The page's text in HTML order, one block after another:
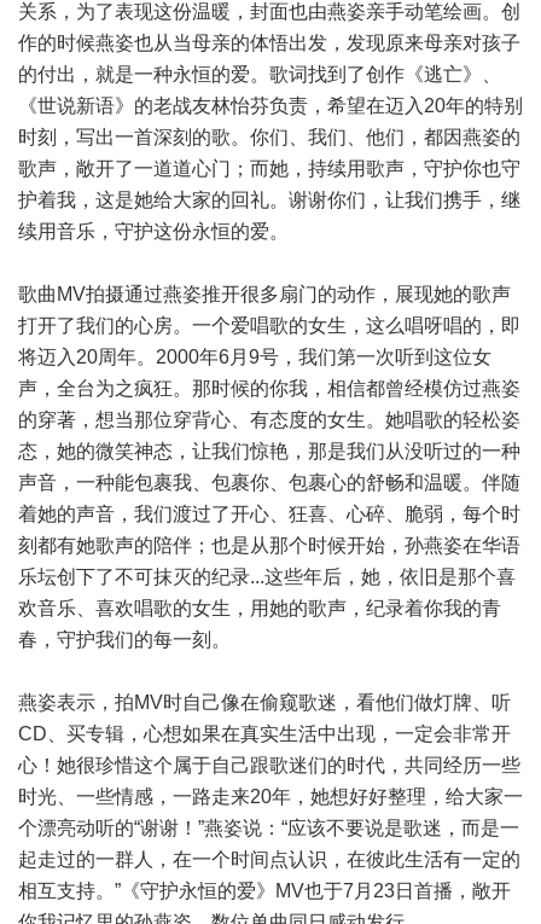
关系，为了表现这份温暖，封面也由燕姿亲手动笔绘画。创
作的时候燕姿也从当母亲的体悟出发，发现原来母亲对孩子
的付出，就是一种永恒的爱。歌词找到了创作《逃亡》、
《世说新语》的老战友林怡芬负责，希望在迈入20年的特别
时刻，写出一首深刻的歌。你们、我们、他们，都因燕姿的
歌声，敞开了一道道心门；而她，持续用歌声，守护你也守
护着我，这是她给大家的回礼。谢谢你们，让我们携手，继
续用音乐，守护这份永恒的爱。
歌曲MV拍摄通过燕姿推开很多扇门的动作，展现她的歌声
打开了我们的心房。一个爱唱歌的女生，这么唱呀唱的，即
将迈入20周年。2000年6月9号，我们第一次听到这位女
声，全台为之疯狂。那时候的你我，相信都曾经模仿过燕姿
的穿著，想当那位穿背心、有态度的女生。她唱歌的轻松姿
态，她的微笑神态，让我们惊艳，那是我们从没听过的一种
声音，一种能包裹我、包裹你、包裹心的舒畅和温暖。伴随
着她的声音，我们渡过了开心、狂喜、心碎、脆弱，每个时
刻都有她歌声的陪伴；也是从那个时候开始，孙燕姿在华语
乐坛创下了不可抹灭的纪录...这些年后，她，依旧是那个喜
欢音乐、喜欢唱歌的女生，用她的歌声，纪录着你我的青
春，守护我们的每一刻。
燕姿表示，拍MV时自己像在偷窥歌迷，看他们做灯牌、听
CD、买专辑，心想如果在真实生活中出现，一定会非常开
心！她很珍惜这个属于自己跟歌迷们的时代，共同经历一些
时光、一些情感，一路走来20年，她想好好整理，给大家一
个漂亮动听的“谢谢！”燕姿说：“应该不要说是歌迷，而是一
起走过的一群人，在一个时间点认识，在彼此生活有一定的
相互支持。”《守护永恒的爱》MV也于7月23日首播，敞开